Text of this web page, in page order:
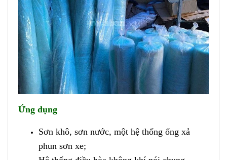
Ứng dụng
Sơn khô, sơn nước, một hệ thống ống xả
phun sơn xe;